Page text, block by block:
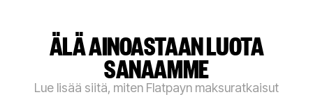
ÄLÄ AINOASTAAN LUOTA
SANAAMME
Lue lisää siitä, miten Flatpayn maksuratkaisut